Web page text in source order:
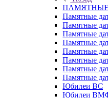
Памятные
Памятные
Памятные
Памятные
Памятные
Памятные
Памятные
Памятные
Юбилеи ВС
Юбилеи